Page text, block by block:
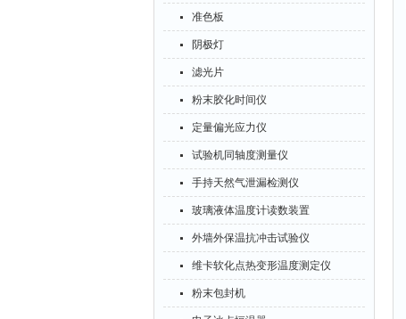
准色板
阴极灯
滤光片
粉末胶化时间仪
定量偏光应力仪
试验机同轴度测量仪
手持天然气泄漏检测仪
玻璃液体温度计读数装置
外墙外保温抗冲击试验仪
维卡软化点热变形温度测定仪
粉末包封机